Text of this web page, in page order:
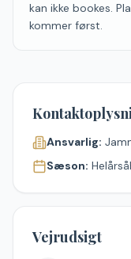
kan ikke bookes.
kommer først.
Ansvarlig:
Sæson:
Vejrudsigt